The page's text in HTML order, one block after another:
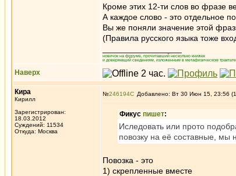
Кроме этих 12-ти слов во фразе
А каждое слово - это отдельное
Вы же поняли значение этой
(Правила русского языка тоже
новичок на форуме, прочитавший несколько книжек
и доверяющий сведениям, изложенным в метафизическом
Наверх
Кира
Кирилл
Зарегистрирован:
18.03.2012
Суждений: 11534
Откуда: Москва
№246194 Добавлено: Вт 30 Июн 15, 23:56
Фикус пишет:
Иследовать или прото
повозку на её составные, мы
Повозка - это
1) скрепленные вместе